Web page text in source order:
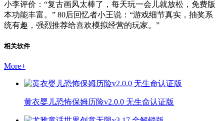
小李评价：“复古画风太棒了，每天玩一会儿就放松，免费版
本功能丰富。” 80后回忆者小王说：“游戏细节真实，抽奖系
统有趣，强烈推荐给喜欢模拟经营的玩家。”
相关软件
More+
黄衣婴儿恐怖保姆历险v2.0.0 无生命认证版